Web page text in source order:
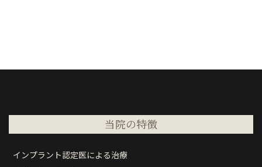
当院の特徴
インプラント認定医による治療